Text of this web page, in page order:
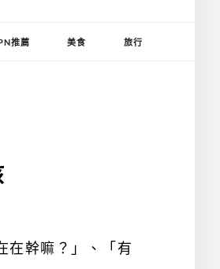
推薦 美食 旅行
在幹嘛？」、「有